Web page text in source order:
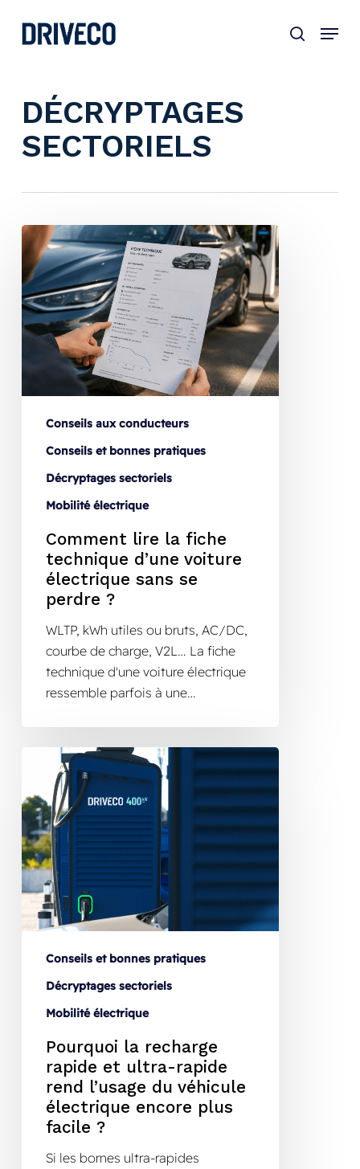
DÉCRYPTAGES
SECTORIELS
Conseils aux conducteurs
Conseils et bonnes pratiques
Décryptages sectoriels
Mobilité électrique
Comment lire la fiche
technique d’une voiture
électrique sans se
perdre ?
WLTP, kWh utiles ou bruts, AC/DC,
courbe de charge, V2L… La fiche
technique d'une voiture électrique
ressemble parfois à une…
Conseils et bonnes pratiques
Décryptages sectoriels
Mobilité électrique
Pourquoi la recharge
rapide et ultra-rapide
rend l’usage du véhicule
électrique encore plus
facile ?
Si les bornes ultra-rapides